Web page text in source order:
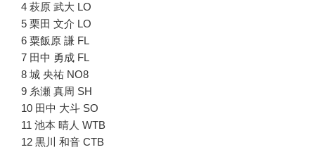
4 萩原 武大 LO
5 栗田 文介 LO
6 粟飯原 謙 FL
7 田中 勇成 FL
8 城 央祐 NO8
9 糸瀬 真周 SH
10 田中 大斗 SO
11 池本 晴人 WTB
12 黒川 和音 CTB